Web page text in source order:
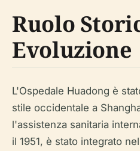
Ruolo
Evoluzione
L'Ospedale Huadong è
stile occidentale a
l'assistenza sanitaria
il 1951, è stato integrato